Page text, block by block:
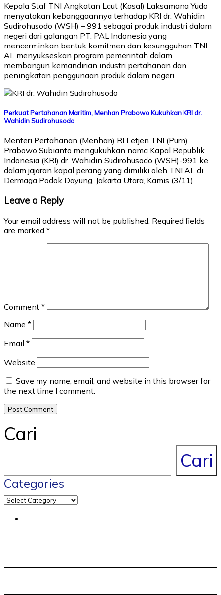
Kepala Staf TNI Angkatan Laut (Kasal) Laksamana Yudo
menyatakan kebanggaannya terhadap KRI dr. Wahidin
Sudirohusodo (WSH) – 991 sebagai produk industri dalam
negeri dari galangan PT. PAL Indonesia yang
mencerminkan bentuk komitmen dan kesungguhan TNI
AL menyukseskan program pemerintah dalam
membangun kemandirian industri pertahanan dan
peningkatan penggunaan produk dalam negeri.
Perkuat Pertahanan Maritim, Menhan Prabowo Kukuhkan KRI dr.
Wahidin Sudirohusodo
Menteri Pertahanan (Menhan) RI Letjen TNI (Purn)
Prabowo Subianto mengukuhkan nama Kapal Republik
Indonesia (KRI) dr. Wahidin Sudirohusodo (WSH)-991 ke
dalam jajaran kapal perang yang dimiliki oleh TNI AL di
Dermaga Podok Dayung, Jakarta Utara, Kamis (3/11).
Leave a Reply
Your email address will not be published. Required fields
are marked *
Comment *
Name *
Email *
Website
Save my name, email, and website in this browser for
the next time I comment.
Cari
Cari
Categories